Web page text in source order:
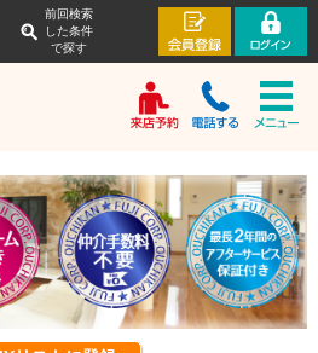
前回検索
した条件
で探す